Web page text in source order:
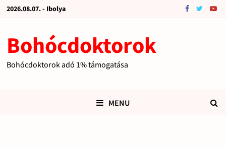
2026.08.07. - Ibolya
Bohócdoktorok
Bohócdoktorok adó 1% támogatása
MENU